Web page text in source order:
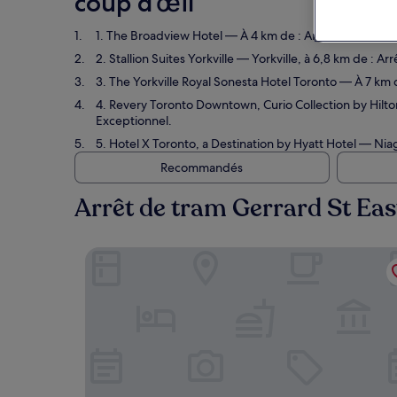
1. The Broadview Hotel— À 4 km de : Arrêt de tram
2. Stallion Suites Yorkville— Yorkville, à 6,8 km de :
3. The Yorkville Royal Sonesta Hotel Toronto— À 7 km
4. Revery Toronto Downtown, Curio Collection by
Exceptionnel.
5. Hotel X Toronto, a Destination by Hyatt Hotel—
Recommandés
Arrêt de tram Gerrard St